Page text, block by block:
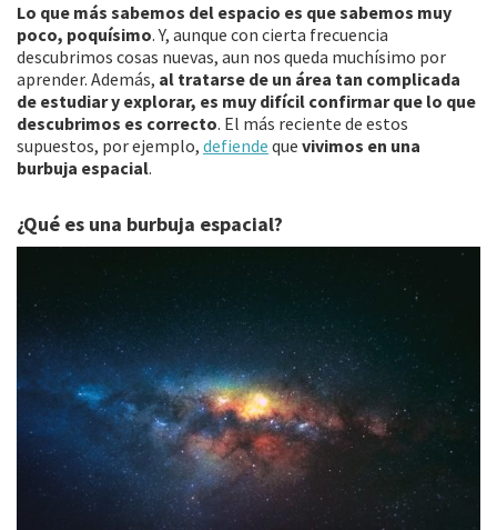
Lo que más sabemos del espacio es que sabemos muy
poco, poquísimo. Y, aunque con cierta frecuencia
descubrimos cosas nuevas, aun nos queda muchísimo por
aprender. Además, al tratarse de un área tan complicada
de estudiar y explorar, es muy difícil confirmar que lo que
descubrimos es correcto. El más reciente de estos
supuestos, por ejemplo, defiende que vivimos en una
burbuja espacial.
¿Qué es una burbuja espacial?